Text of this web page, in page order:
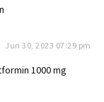
Jun 30, 2023 07:29 pm
1000 mg